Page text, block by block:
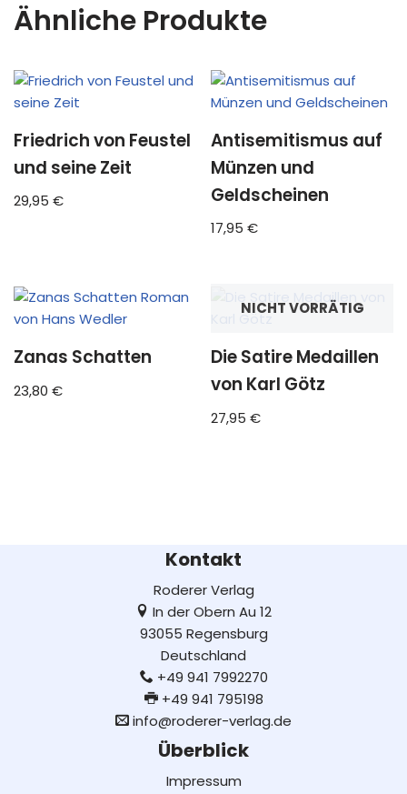
Ähnliche Produkte
Friedrich von Feustel
und seine Zeit
29,95 €
Antisemitismus auf
Münzen und
Geldscheinen
17,95€
Zanas Schatten
23,80 €
NICHT VORRÄTIG
Die Satire Medaillen
von Karl Götz
27,95€
Kontakt
Roderer Verlag
In der Obern Au 12
93055 Regensburg
Deutschland
+49 941 7992270
+49 941 795198
info@roderer-verlag.de
Überblick
Impressum